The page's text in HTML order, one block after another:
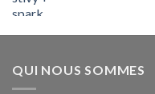
était :
QUI NOUS SOMMES